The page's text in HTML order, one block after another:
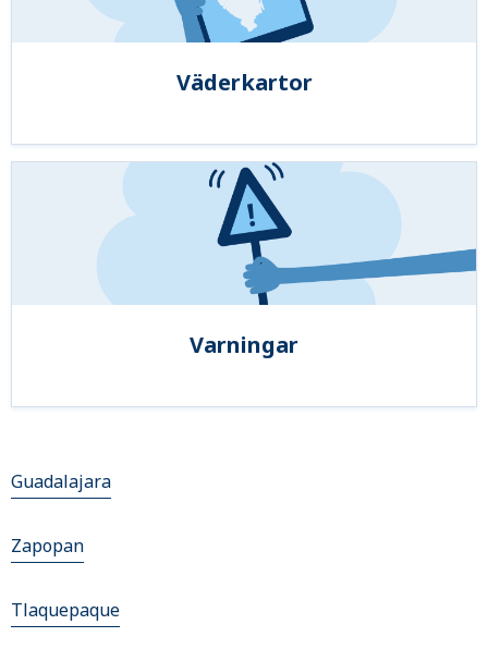
Väderkartor
Varningar
Guadalajara
Zapopan
Tlaquepaque